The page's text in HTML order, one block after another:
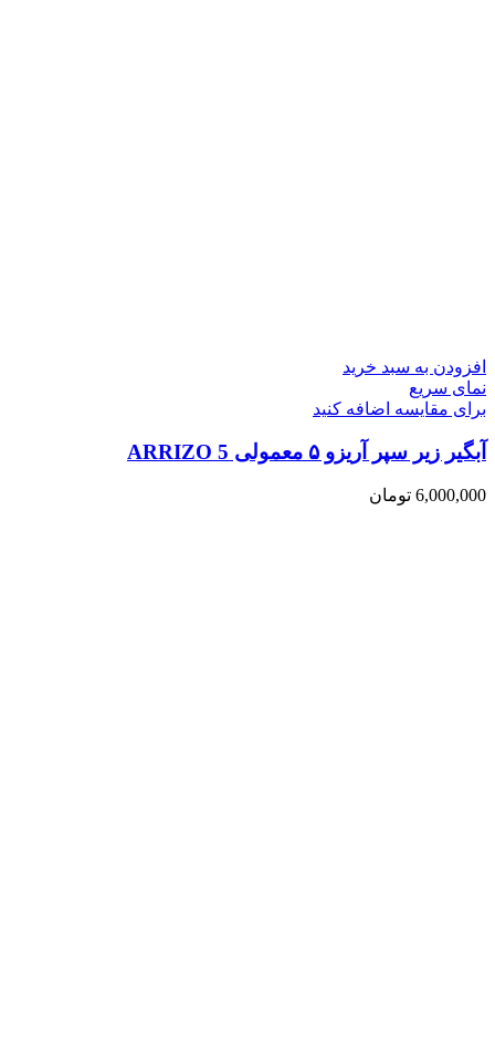
افزودن به سبد خرید
نمای سریع
برای مقایسه اضافه کنید
آبگیر زیر سپر آریزو ۵ معمولی ARRIZO 5
6,000,000 تومان